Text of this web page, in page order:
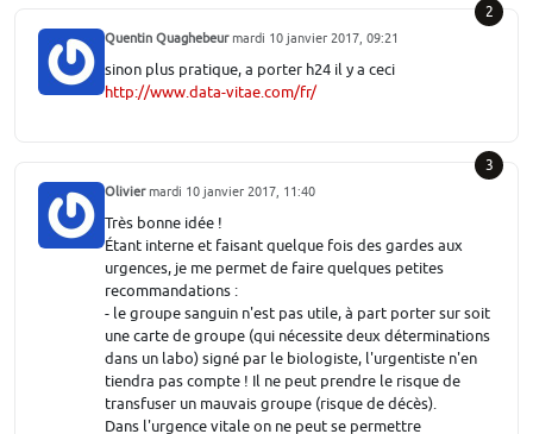
2
Quentin Quaghebeurmardi 10 janvier 2017, 09:21
sinon plus pratique, a porter h24 il y a ceci
http://www.data-vitae.com/fr/
3
Oliviermardi 10 janvier 2017, 11:40
Très bonne idée !
Étant interne et faisant quelque fois des gardes aux
urgences, je me permet de faire quelques petites
recommandations :
- le groupe sanguin n'est pas utile, à part porter sur soit
une carte de groupe (qui nécessite deux déterminations
dans un labo) signé par le biologiste, l'urgentiste n'en
tiendra pas compte ! Il ne peut prendre le risque de
transfuser un mauvais groupe (risque de décès).
Dans l'urgence vitale on ne peut se permettre